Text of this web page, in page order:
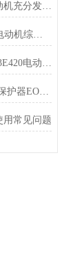
EOCR电动机保护器能使电动机充分发挥过载能力，又能免于损坏
EOCR-3E420-WRZ7施耐德电动机综合保护器选型指南
施耐德南韩益山工厂EOCR-3E420电动机综合保护器
施耐德品牌韩国电动机综合保护器EOCR-3E420-WRZ7简介
用常见问题